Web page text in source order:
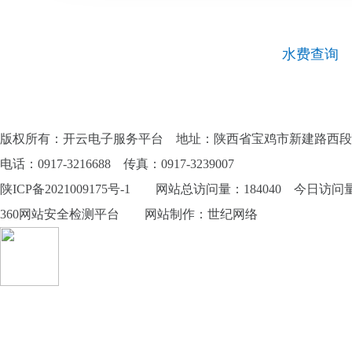
水费查询
版权所有：开云电子服务平台 地址：陕西省宝鸡市新建路西
电话：0917-3216688 传真：0917-3239007
陕ICP备2021009175号-1
网站总访问量：184040 今日访问
360网站安全检测平台
网站制作 ： 世纪网络